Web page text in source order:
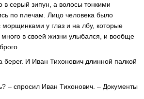
в серый зипун, а волосы тонкими
по плечам. Лицо человека было
у глаз и на лбу, которые
много в своей жизни улыбался, и вообще
берег. И Иван Тихонович длинной палкой
– спросил Иван Тихонович. – Документы